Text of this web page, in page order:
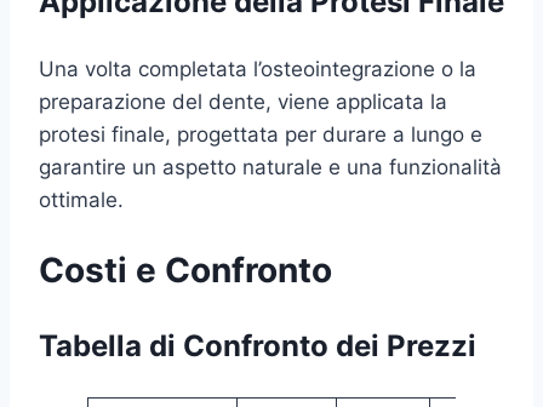
Una volta completata l’osteointegrazione o la
preparazione del dente, viene applicata la
protesi finale, progettata per durare a lungo e
garantire un aspetto naturale e una funzionalità
ottimale.
Costi e Confronto
Tabella di Confronto dei Prezzi